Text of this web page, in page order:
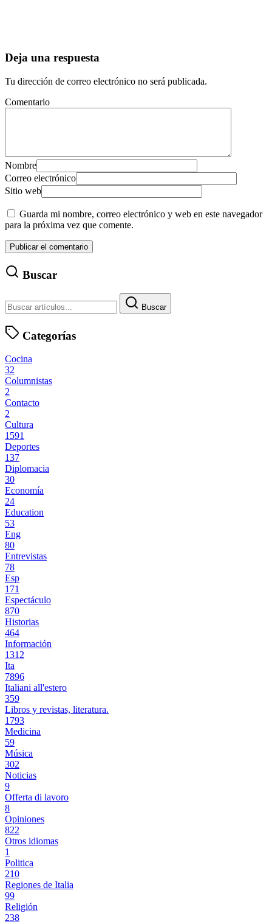
Deja una respuesta
Tu dirección de correo electrónico no será publicada.
Comentario
Nombre
Correo electrónico
Sitio web
Guarda mi nombre, correo electrónico y web en este navegador
para la próxima vez que comente.
Buscar
Buscar
Categorías
Cocina
32
Columnistas
2
Contacto
2
Cultura
1591
Deportes
137
Diplomacia
30
Economía
24
Education
53
Eng
80
Entrevistas
78
Esp
171
Espectáculo
870
Historias
464
Información
1312
Ita
7896
Italiani all'estero
359
Libros y revistas, literatura.
1793
Medicina
59
Música
302
Noticias
9
Offerta di lavoro
8
Opiniones
822
Otros idiomas
1
Politica
210
Regiones de Italia
99
Religión
238